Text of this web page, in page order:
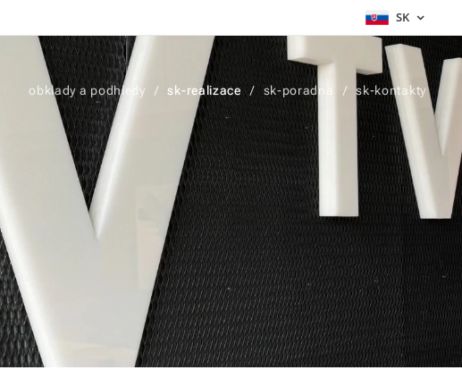
SK
obklady a podhledy sk-realizace sk-poradna sk-kontakty